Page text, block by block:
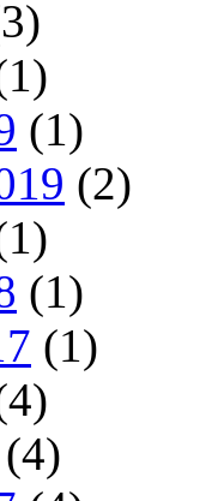
(1)
(2)
(1)
(1)
(4)